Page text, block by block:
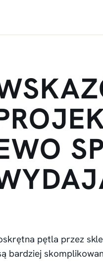
pętla przez
bardziej